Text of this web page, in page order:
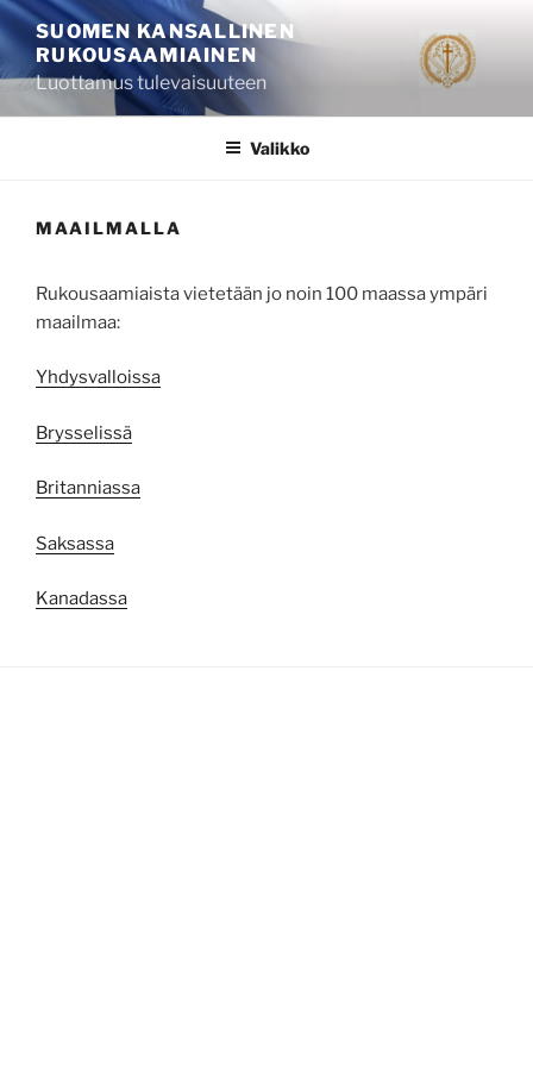
Siirry
sisältöönSUOMEN KANSALLINEN
RUKOUSAAMIAINEN
Luottamus tulevaisuuteen
Valikko
MAAILMALLA
Rukousaamiaista vietetään jo noin 100 maassa ympäri
maailmaa:
Yhdysvalloissa
Brysselissä
Britanniassa
Saksassa
Kanadassa